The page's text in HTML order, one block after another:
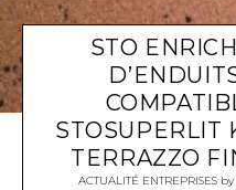
STO
STOSUPERLIT
TERRAZZO
ACTUALITÉ ENTREPRISESby